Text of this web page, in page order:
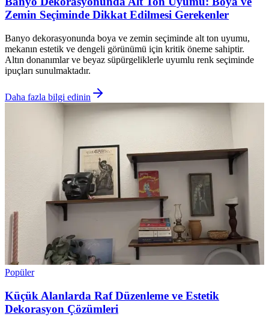
Zemin Seçiminde Dikkat Edilmesi Gerekenler
Banyo dekorasyonunda boya ve zemin seçiminde alt ton uyumu,
mekanın estetik ve dengeli görünümü için kritik öneme sahiptir.
Altın donanımlar ve beyaz süpürgeliklerle uyumlu renk seçiminde
ipuçları sunulmaktadır.
Daha fazla bilgi edinin
Popüler
Küçük Alanlarda Raf Düzenleme ve Estetik
Dekorasyon Çözümleri